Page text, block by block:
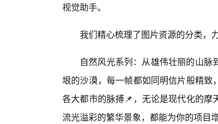
视觉助手。
我们精心梳理了图片资源的分类，
自然风光系列：从雄伟壮丽的山
垠的沙漠，每一帧都如同明信片般精
各大都市的脉搏📌，无论是现代化的
流光溢彩的繁华景象，都能为你的项目